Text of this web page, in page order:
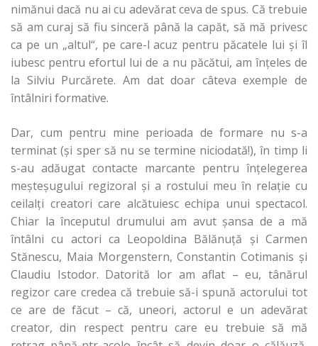
nimănui dacă nu ai cu adevărat ceva de spus. Că trebuie
să am curaj să fiu sinceră până la capăt, să mă privesc
ca pe un „altul“, pe care-l acuz pentru păcatele lui şi îl
iubesc pentru efortul lui de a nu păcătui, am înţeles de
la Silviu Purcărete. Am dat doar câteva exemple de
întâlniri formative.
Dar, cum pentru mine perioada de formare nu s-a
terminat (şi sper să nu se termine niciodată!), în timp li
s-au adăugat contacte marcante pentru înţelegerea
meşteşugului regizoral şi a rostului meu în relaţie cu
ceilalţi creatori care alcătuiesc echipa unui spectacol.
Chiar la începutul drumului am avut şansa de a mă
întâlni cu actori ca Leopoldina Bălănuţă şi Carmen
Stănescu, Maia Morgenstern, Constantin Cotimanis şi
Claudiu Istodor. Datorită lor am aflat – eu, tânărul
regizor care credea că trebuie să-i spună actorului tot
ce are de făcut – că, uneori, actorul e un adevărat
creator, din respect pentru care eu trebuie să mă